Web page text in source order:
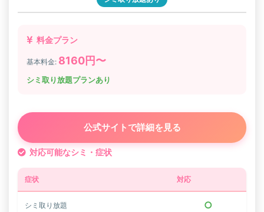
料金プラン
基本料金: 8160円〜
シミ取り放題プランあり
公式サイトで詳細を見る
対応可能なシミ・症状
症状 対応
シミ取り放題 ○